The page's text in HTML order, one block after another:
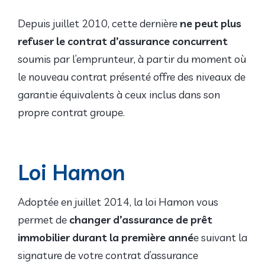
Depuis juillet 2010, cette dernière ne peut plus
refuser le contrat d’assurance concurrent
soumis par l’emprunteur, à partir du moment où
le nouveau contrat présenté offre des niveaux de
garantie équivalents à ceux inclus dans son
propre contrat groupe.
Loi Hamon
Adoptée en juillet 2014, la loi Hamon vous
permet de changer d’assurance de prêt
immobilier durant la première année suivant la
signature de votre contrat d’assurance